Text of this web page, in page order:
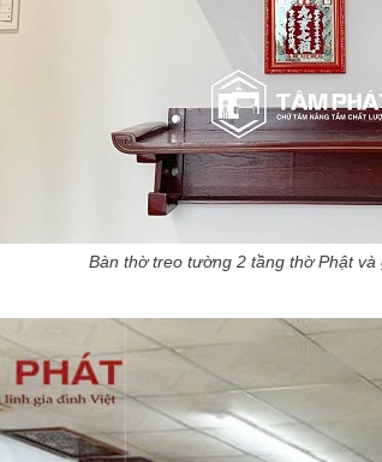
Bàn thờ treo tường 2 tầng thờ Phật và